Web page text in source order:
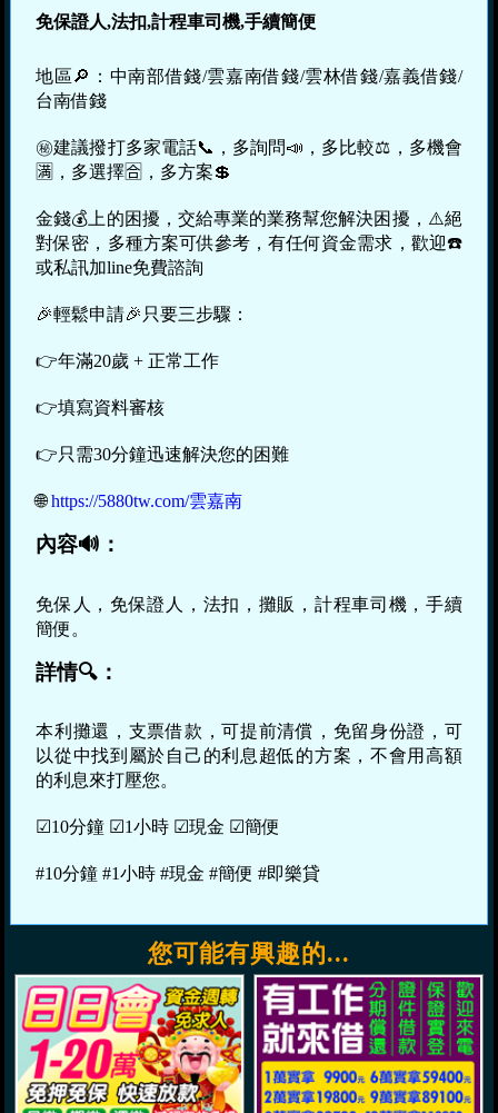
免保證人,法扣,計程車司機,手續簡便
地區🔎：中南部借錢/雲嘉南借錢/雲林借錢/嘉義借錢/
台南借錢
㊙建議撥打多家電話📞，多詢問📣，多比較⚖，多機會
🈵，多選擇🈴，多方案💲
金錢💰上的困擾，交給專業的業務幫您解決困擾，⚠️絕
對保密，多種方案可供參考，有任何資金需求，歡迎☎️
或私訊加line免費諮詢
🎉輕鬆申請🎉只要三步驟：
👉年滿20歲 + 正常工作
👉填寫資料審核
👉只需30分鐘迅速解決您的困難
🌐https://5880tw.com/雲嘉南
內容🔊：
免保人，免保證人，法扣，攤販，計程車司機，手續
簡便。
詳情🔍：
本利攤還，支票借款，可提前清償，免留身份證，可
以從中找到屬於自己的利息超低的方案，不會用高額
的利息來打壓您。
☑10分鐘 ☑1小時 ☑現金 ☑簡便
#10分鐘 #1小時 #現金 #簡便 #即樂貸
您可能有興趣的...